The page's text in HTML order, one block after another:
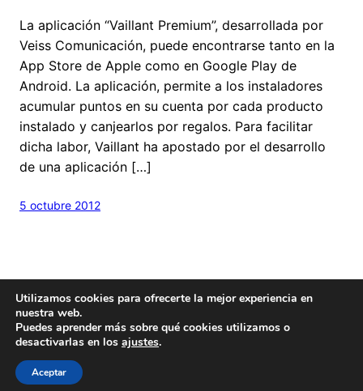
La aplicación “Vaillant Premium”, desarrollada por
Veiss Comunicación, puede encontrarse tanto en la
App Store de Apple como en Google Play de
Android. La aplicación, permite a los instaladores
acumular puntos en su cuenta por cada producto
instalado y canjearlos por regalos. Para facilitar
dicha labor, Vaillant ha apostado por el desarrollo
de una aplicación […]
5 octubre 2012
Hecho concariñoy un poquito de
Este blog es
Utilizamos cookies para ofrecerte la mejor experiencia en
nuestra web.
Puedes aprender más sobre qué cookies utilizamos o
desactivarlas en los ajustes.
Aceptar